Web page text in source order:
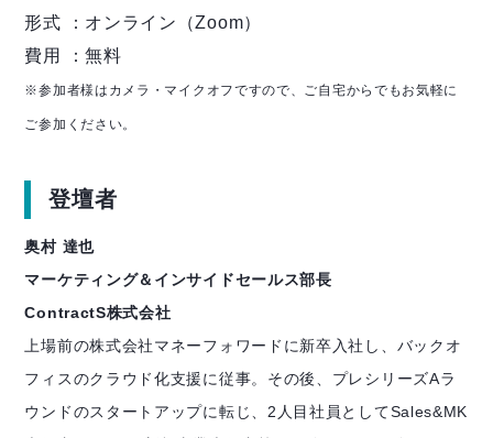
形式 ：オンライン（Zoom）
費用 ：無料
※参加者様はカメラ・マイクオフですので、ご自宅からでもお気軽に
ご参加ください。
登壇者
奥村 達也
マーケティング＆インサイドセールス部長
ContractS株式会社
上場前の株式会社マネーフォワードに新卒入社し、バックオ
フィスのクラウド化支援に従事。その後、プレシリーズAラ
ウンドのスタートアップに転じ、2人目社員としてSales&MK